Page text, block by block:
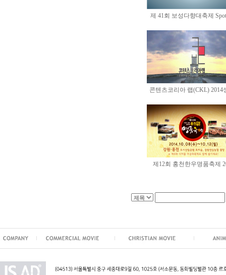
제 41회 보성다향대축제
콘텐츠코리아 랩(CKL) 2014
제12회 홍천한우명품축제